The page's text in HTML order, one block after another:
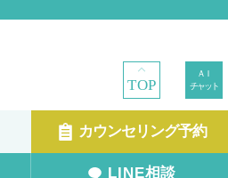
TOP
カウンセリング予約
LINE相談